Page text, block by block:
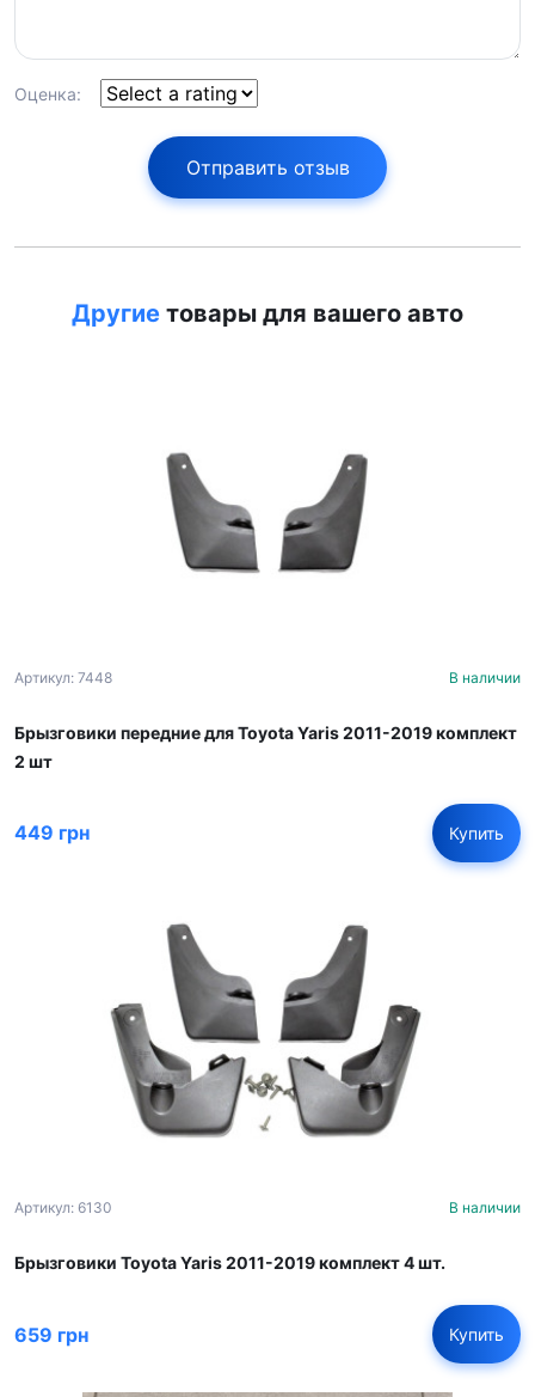
Оценка:
Отправить отзыв
Другие товары для вашего авто
Артикул: 7448 В наличии
Брызговики передние для Toyota Yaris 2011-2019 комплект
2 шт
449 грн Купить
Артикул: 6130 В наличии
Брызговики Toyota Yaris 2011-2019 комплект 4 шт.
659 грн Купить